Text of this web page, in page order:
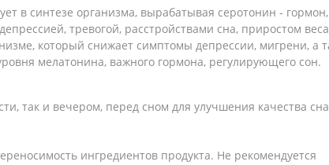
в синтезе организма, вырабатывая серотонин - гормон,
тревогой, расстройствами сна, приростом
который снижает симптомы депрессии, мигрени, а
мелатонина, важного гормона, регулирующего сон.
так и вечером, перед сном для улучшения качества
ингредиентов продукта. Не рекомендуется